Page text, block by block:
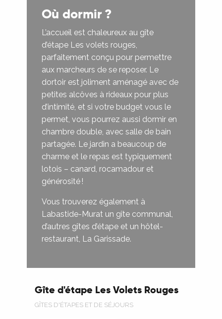
Où dormir ?
L’accueil est chaleureux au gîte
d’étape Les volets rouges,
parfaitement conçu pour permettre
aux marcheurs de se reposer. Le
dortoir est joliment aménagé avec de
petites alcôves à rideaux pour plus
d’intimité, et si votre budget vous le
permet, vous pourrez aussi dormir en
chambre double, avec salle de bain
partagée. Le jardin a beaucoup de
charme et le repas est typiquement
lotois – canard, rocamadour et
générosité !
Vous trouverez également à
Labastide-Murat un gîte communal,
d’autres gîtes d’étape et un hôtel-
restaurant, La Garissade.
Gîte d'étape Les Volets Rouges
GÎTES D'ÉTAPES ET DE SÉJOURS